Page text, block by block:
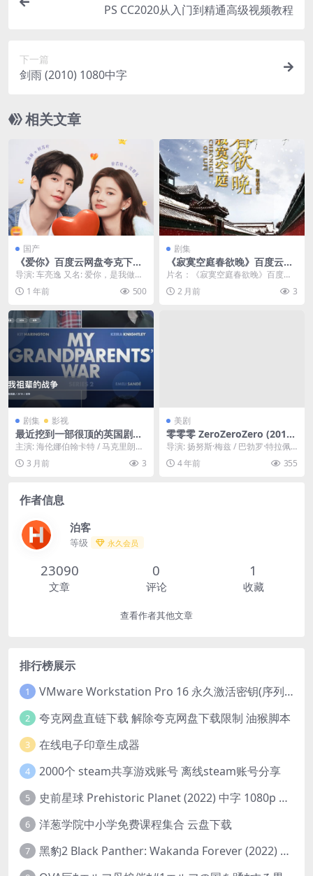
PS CC2020从入门到精通高级视频教程
下一篇
剑雨 (2010) 1080中字
相关文章
国产
《爱你》百度云网盘夸克下载.
阿里云盘.中字.(2025)
导演: 车亮逸 又名: 爱你，是我做过
最好的事 / 爱上你是我做过最好的
事 资源...
1 年前 500
剧集
《寂寞空庭春欲晚》百度云网
盘夸克下载.阿里云盘.中字.(20
16)
片名：《寂寞空庭春欲晚》百度云
网盘夸克下载.阿里云盘.中字.(201
6) 分类：...
2 月前 3
剧集 影视
最近挖到一部很顶的英国剧
《我祖辈的战争》 2019 中文
字幕 未删减 限时转存
主演: 海伦娜伯翰卡特 / 马克里朗斯
/ 克里斯汀斯科特托马斯 / 凯瑞穆里
根...3 月前 3
美剧
零零零 ZeroZeroZero (2019)
中字 1080p
导演: 扬努斯·梅兹 / 巴勃罗·特拉佩
罗 / 斯特法诺·索利马 编剧: 莱昂纳...
4 年前 355
作者信息
泊客
等级 永久会员
23090
文章
0
评论
1
收藏
查看作者其他文章
排行榜展示
1 VMware Workstation Pro 16 永久激活密钥(序列号)
2 夸克网盘直链下载 解除夸克网盘下载限制 油猴脚本
3 在线电子印章生成器
4 2000个 steam共享游戏账号 离线steam账号分享
5 史前星球 Prehistoric Planet (2022) 中字 1080p 高清 阿里云盘 2022.5.27已更新全集
6 洋葱学院中小学免费课程集合 云盘下载
7 黑豹2 Black Panther: Wakanda Forever (2022) 高清版